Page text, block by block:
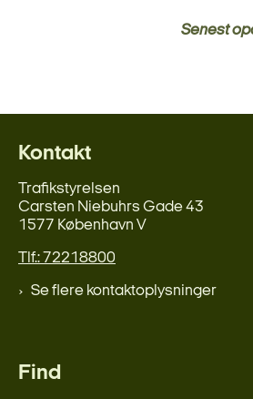
Senest
Kontakt
Trafikstyrelsen
Carsten Niebuhrs Gade 43
1577 København V
Tlf.: 72218800
Se flere kontaktoplysninger
Find